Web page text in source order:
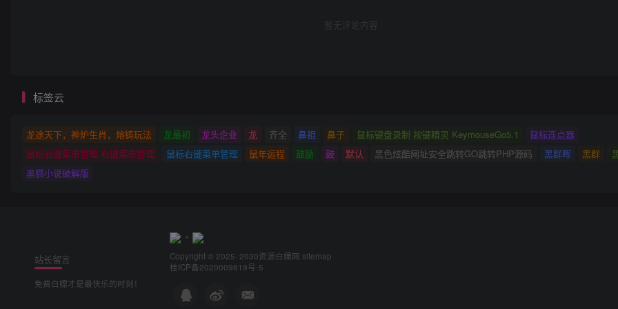
暂无评论内容
标签云
龙途天下，神炉生肖，熔铸玩法 龙最初 龙头企业 龙 齐全 鼻祖 鼻子 鼠标键盘录制 按键精灵 KeymouseGo5.1
鼠标连点器
鼠标右键菜单管理 右键菜单管理
鼠标右键菜单管理 鼠年运程 鼓励 鼓 默认 黑色炫酷网址安全跳转GO跳转PHP源码 黑群晖 黑群
黑猫小说破解版
站长留言
免费白嫖才是最快乐的时刻！
Copyright © 2025· 2030资源白嫖网 sitemap
桂ICP备2020009819号-5